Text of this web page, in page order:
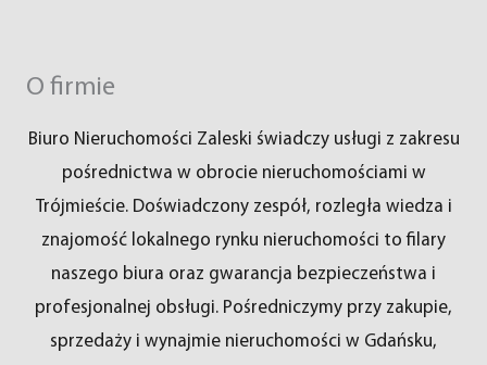
O firmie
Biuro Nieruchomości Zaleski świadczy usługi z zakresu
pośrednictwa w obrocie nieruchomościami w
Trójmieście. Doświadczony zespół, rozległa wiedza i
znajomość lokalnego rynku nieruchomości to filary
naszego biura oraz gwarancja bezpieczeństwa i
profesjonalnej obsługi. Pośredniczymy przy zakupie,
sprzedaży i wynajmie nieruchomości w Gdańsku,